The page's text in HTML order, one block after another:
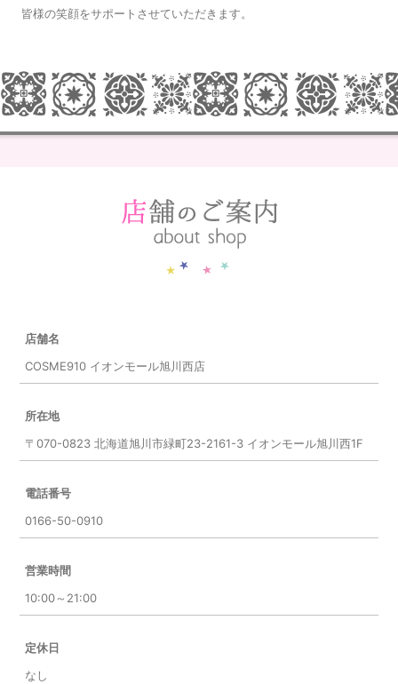
皆様の笑顔をサポートさせていただきます。
店舗名
COSME910 イオンモール旭川西店
所在地
〒070-0823 北海道旭川市緑町23-2161-3 イオンモール旭川西1F
電話番号
0166-50-0910
営業時間
10:00～21:00
定休日
なし